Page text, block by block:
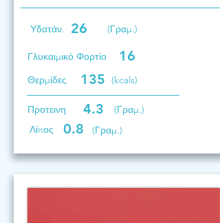
Υδατάν. 26 (Γραμ.)
Γλυκαιμικό Φορτίο 16
Θερμίδες 135 (kcals)
Προτεινη 4.3
(Γραμ.)
Λίπος
0.8 (Γραμ.)